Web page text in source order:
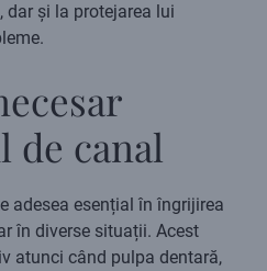
și la protejarea lui
de canal
adesea esențial în îngrijirea
în diverse situații. Acest
atunci când pulpa dentară,